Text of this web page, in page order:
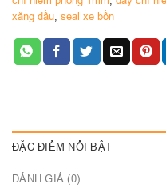
xăng dầu seal xe bồn
ĐẶC ĐIỂM NỔI BẬT
ĐÁNH GIÁ (0)